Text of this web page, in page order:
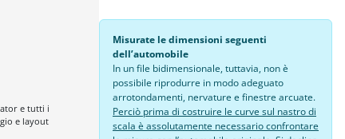
e tutti i
e layout
Misurate le dimensioni seguenti
dell’automobile
In un file bidimensionale, tuttavia, non è
possibile riprodurre in modo adeguato
arrotondamenti, nervature e finestre arcuate.
Perciò prima di costruire le curve sul nastro di
scala è assolutamente necessario confrontare